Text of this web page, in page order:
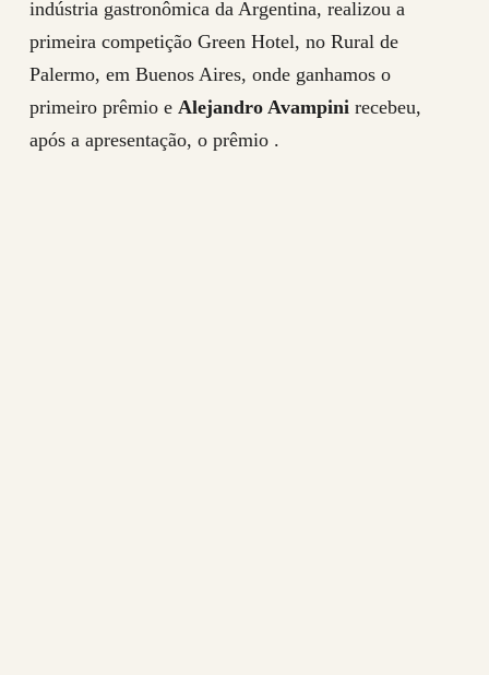
indústria gastronômica da Argentina, realizou a
primeira competição Green Hotel, no Rural de
Palermo, em Buenos Aires, onde ganhamos o
primeiro prêmio e Alejandro Avampini recebeu,
após a apresentação, o prêmio .